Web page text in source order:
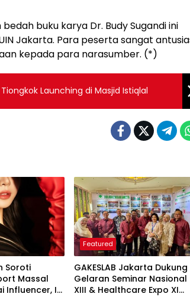
buku karya Dr. Budy Sugandi ini
Jakarta. Para peserta sangat
kepada para narasumber. (*)
Launching di Masjid Istiqlal
Soroti
Massal
Influencer, Ini
Featured
GAKESLAB Jakarta Dukung
Gelaran Seminar Nasional
XIII & Healthcare Expo XI